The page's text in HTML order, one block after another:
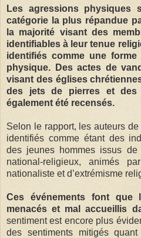
Les agressions physiques
catégorie la plus répandue
la majorité visant des
identifiables à leur tenue
identifiés comme une
physique. Des actes de
visant des églises
des jets de pierres et des
également été recensés.
Selon le rapport, les auteurs
identifiés comme étant des
des jeunes hommes issus de
national-religieux, animés
nationaliste et d’extrémisme
Ces événements font que
menacés et mal accueillis
sentiment est encore plus
des sentiments mitigés